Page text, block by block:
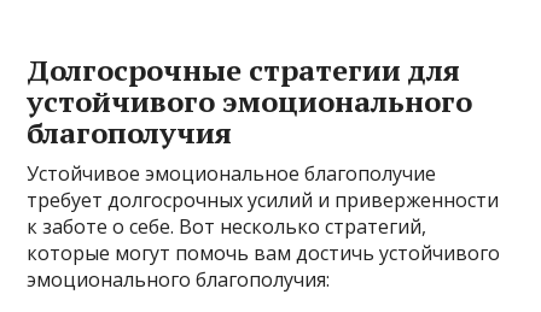
Долгосрочные стратегии для
устойчивого эмоционального
благополучия
Устойчивое эмоциональное благополучие
требует долгосрочных усилий и приверженности
к заботе о себе. Вот несколько стратегий,
которые могут помочь вам достичь устойчивого
эмоционального благополучия: